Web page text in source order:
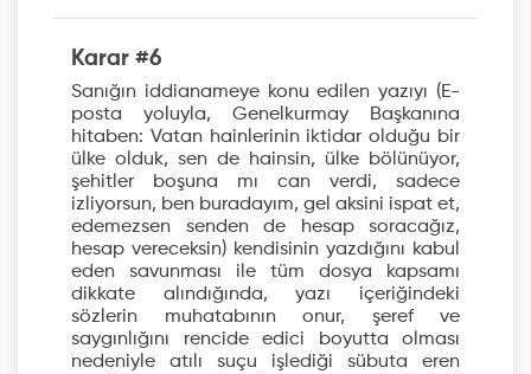
Karar #6
Sanığın iddianameye konu edilen yazıyı (E-
posta yoluyla, Genelkurmay Başkanına
hitaben: Vatan hainlerinin iktidar olduğu bir
ülke olduk, sen de hainsin, ülke bölünüyor,
şehitler boşuna mı can verdi, sadece
izliyorsun, ben buradayım, gel aksini ispat et,
edemezsen senden de hesap soracağız,
hesap vereceksin) kendisinin yazdığını kabul
eden savunması ile tüm dosya kapsamı
dikkate alındığında, yazı içeriğindeki
sözlerin muhatabının onur, şeref ve
saygınlığını rencide edici boyutta olması
nedeniyle atılı suçu işlediği sübuta eren